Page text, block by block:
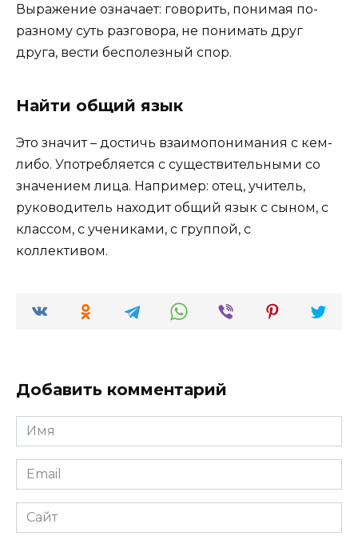
Выражение означает: говорить, понимая по-
разному суть разговора, не понимать друг
друга, вести бесполезный спор.
Найти общий язык
Это значит – достичь взаимопонимания с кем-
либо. Употребляется с существительными со
значением лица. Например: отец, учитель,
руководитель находит общий язык с сыном, с
классом, с учениками, с группой, с
коллективом.
Добавить комментарий
Имя
*
Email
*
Сайт